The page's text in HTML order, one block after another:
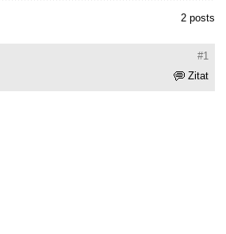
2 posts
#1
Zitat